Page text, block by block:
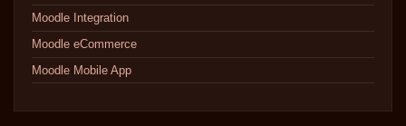
Moodle Integration
Moodle eCommerce
Moodle Mobile App